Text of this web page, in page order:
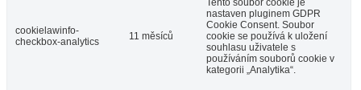
cookielawinfo-
checkbox-analytics
11 měsíců
nastaven pluginem GDPR
Cookie Consent. Soubor
cookie se používá k uložení
souhlasu uživatele s
používáním souborů cookie v
kategorii „Analytika“.